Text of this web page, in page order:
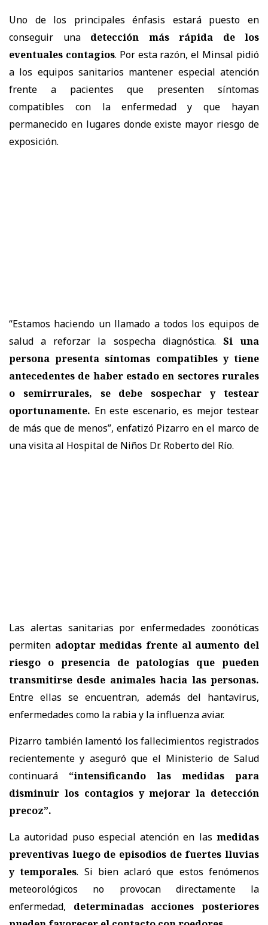
Uno de los principales énfasis estará puesto en
conseguir una detección más rápida de los
eventuales contagios. Por esta razón, el Minsal pidió
a los equipos sanitarios mantener especial atención
frente a pacientes que presenten síntomas
compatibles con la enfermedad y que hayan
permanecido en lugares donde existe mayor riesgo de
exposición.
“Estamos haciendo un llamado a todos los equipos de
salud a reforzar la sospecha diagnóstica. Si una
persona presenta síntomas compatibles y tiene
antecedentes de haber estado en sectores rurales
o semirrurales, se debe sospechar y testear
oportunamente. En este escenario, es mejor testear
de más que de menos”, enfatizó Pizarro en el marco de
una visita al Hospital de Niños Dr. Roberto del Río.
Las alertas sanitarias por enfermedades zoonóticas
permiten adoptar medidas frente al aumento del
riesgo o presencia de patologías que pueden
transmitirse desde animales hacia las personas.
Entre ellas se encuentran, además del hantavirus,
enfermedades como la rabia y la influenza aviar.
Pizarro también lamentó los fallecimientos registrados
recientemente y aseguró que el Ministerio de Salud
continuará “intensificando las medidas para
disminuir los contagios y mejorar la detección
precoz”.
La autoridad puso especial atención en las medidas
preventivas luego de episodios de fuertes lluvias
y temporales. Si bien aclaró que estos fenómenos
meteorológicos no provocan directamente la
enfermedad, determinadas acciones posteriores